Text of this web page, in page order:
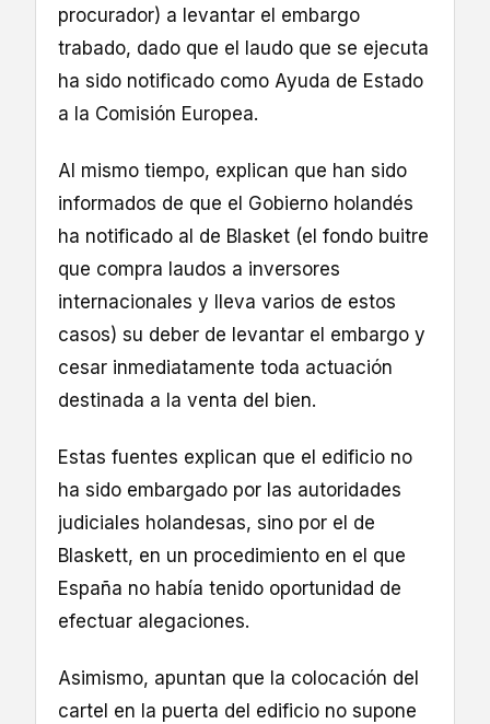
procurador) a levantar el embargo
trabado, dado que el laudo que se ejecuta
ha sido notificado como Ayuda de Estado
a la Comisión Europea.
Al mismo tiempo, explican que han sido
informados de que el Gobierno holandés
ha notificado al de Blasket (el fondo buitre
que compra laudos a inversores
internacionales y lleva varios de estos
casos) su deber de levantar el embargo y
cesar inmediatamente toda actuación
destinada a la venta del bien.
Estas fuentes explican que el edificio no
ha sido embargado por las autoridades
judiciales holandesas, sino por el de
Blaskett, en un procedimiento en el que
España no había tenido oportunidad de
efectuar alegaciones.
Asimismo, apuntan que la colocación del
cartel en la puerta del edificio no supone